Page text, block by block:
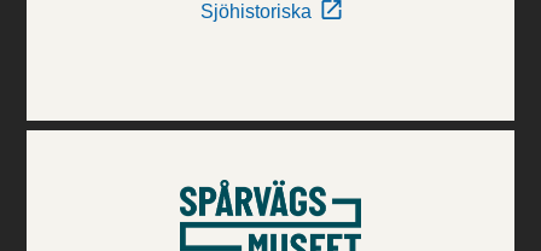
Sjöhistoriska